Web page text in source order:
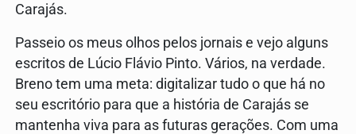
Carajás.
Passeio os meus olhos pelos jornais e vejo alguns
escritos de Lúcio Flávio Pinto. Vários, na verdade.
Breno tem uma meta: digitalizar tudo o que há no
seu escritório para que a história de Carajás se
mantenha viva para as futuras gerações. Com uma